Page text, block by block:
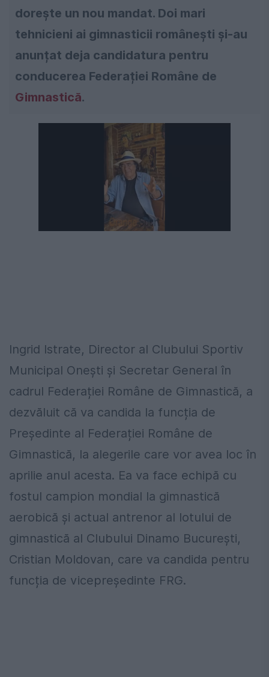
doreşte un nou mandat. Doi mari
tehnicieni ai gimnasticii românești și-au
anunțat deja candidatura pentru
conducerea Federației Române de
Gimnastică.
Ingrid Istrate, Director al Clubului Sportiv
Municipal Onești și Secretar General în
cadrul Federației Române de Gimnastică, a
dezvăluit că va candida la funcția de
Președinte al Federației Române de
Gimnastică, la alegerile care vor avea loc în
aprilie anul acesta. Ea va face echipă cu
fostul campion mondial la gimnastică
aerobică și actual antrenor al lotului de
gimnastică al Clubului Dinamo București,
Cristian Moldovan, care va candida pentru
funcția de vicepreședinte FRG.